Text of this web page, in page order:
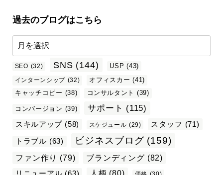
過去のブログはこちら
SEO (32) SNS (144) USP (43)
インターンシップ (32) オフィスカー (41)
キャッチコピー (38) コンサルタント (39)
コンバージョン (39) サポート (115)
スキルアップ (58) スケジュール (29) スタッフ (71)
トラブル (63) ビジネスブログ (159)
ファン作り (79) ブランディング (82)